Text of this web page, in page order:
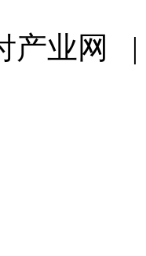
付产业